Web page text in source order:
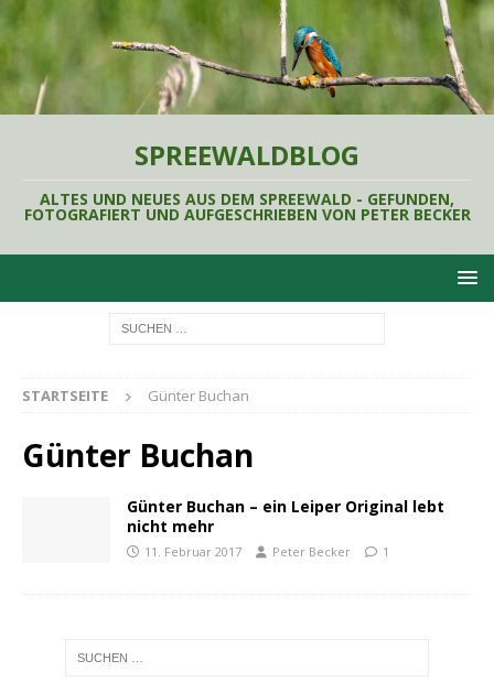
SPREEWALDBLOG
ALTES UND NEUES AUS DEM SPREEWALD - GEFUNDEN,
FOTOGRAFIERT UND AUFGESCHRIEBEN VON PETER BECKER
STARTSEITE Günter Buchan
Günter Buchan
Günter Buchan – ein Leiper Original lebt
nicht mehr
11. Februar 2017 Peter Becker 1